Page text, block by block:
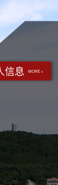
信息 MORE +